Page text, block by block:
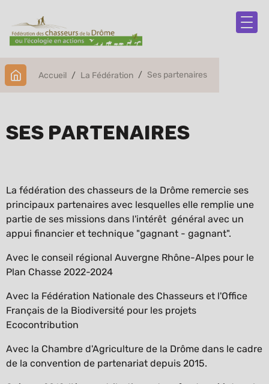
Accueil La Fédération Ses partenaires
Ses partenaires
La fédération des chasseurs de la Drôme remercie ses
principaux partenaires avec lesquelles elle remplie une
partie de ses missions dans l'intérêt général avec un
appui financier et technique "gagnant - gagnant".
Avec le conseil régional Auvergne Rhône-Alpes pour le
Plan Chasse 2022-2024
Avec la Fédération Nationale des Chasseurs et l'Office
Français de la Biodiversité pour les projets
Ecocontribution
Avec la Chambre d'Agriculture de la Drôme dans le cadre
de la convention de partenariat depuis 2015.